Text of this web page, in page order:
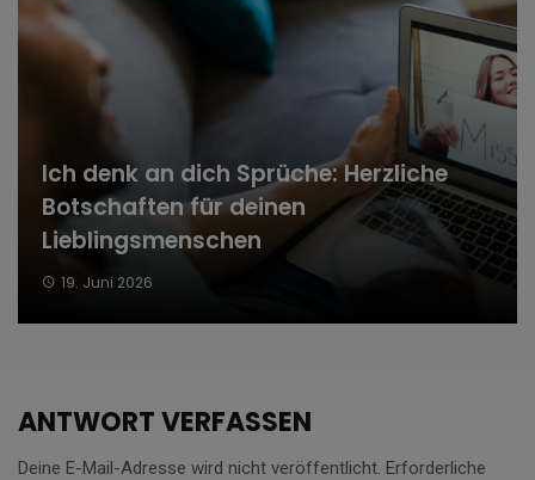
Ich denk an dich Sprüche: Herzliche
Botschaften für deinen
Lieblingsmenschen
19. Juni 2026
ANTWORT VERFASSEN
Deine E-Mail-Adresse wird nicht veröffentlicht. Erforderliche